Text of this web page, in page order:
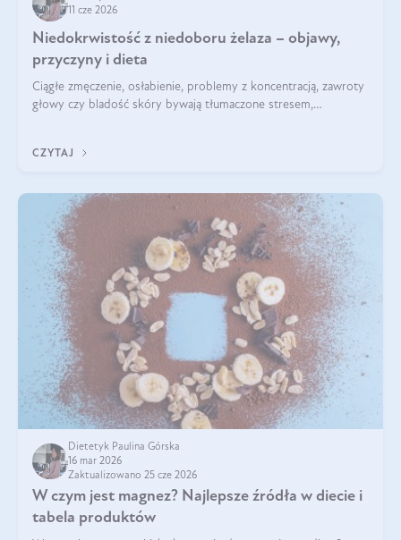
11 cze 2026
Niedokrwistość z niedoboru żelaza – objawy,
przyczyny i dieta
Ciągłe zmęczenie, osłabienie, problemy z koncentracją, zawroty
głowy czy bladość skóry bywają tłumaczone stresem,
CZYTAJ
Dietetyk Paulina Górska
16 mar 2026
Zaktualizowano 25 cze 2026
W czym jest magnez? Najlepsze źródła w diecie i
tabela produktów